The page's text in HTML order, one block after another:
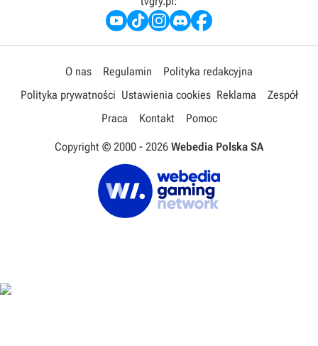
O nas Regulamin
Polityka redakcyjna
Polityka prywatności Ustawienia cookies Reklama
Zespół
Praca
Kontakt Pomoc
Copyright © 2000 - 2026 Webedia Polska SA